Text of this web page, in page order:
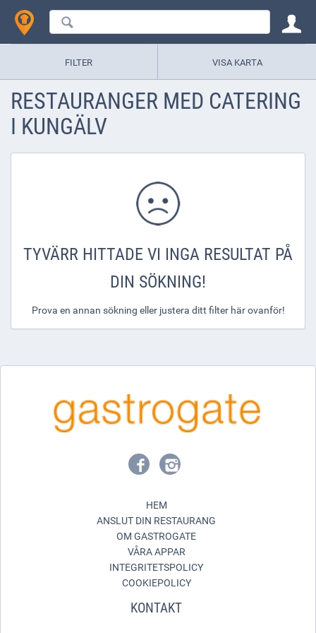
FILTER VISA KARTA
RESTAURANGER MED CATERING
I KUNGÄLV
TYVÄRR HITTADE VI INGA RESULTAT PÅ
DIN SÖKNING!
Prova en annan sökning eller justera ditt filter här ovanför!
HEM
ANSLUT DIN RESTAURANG
OM GASTROGATE
VÅRA APPAR
INTEGRITETSPOLICY
COOKIEPOLICY
KONTAKT